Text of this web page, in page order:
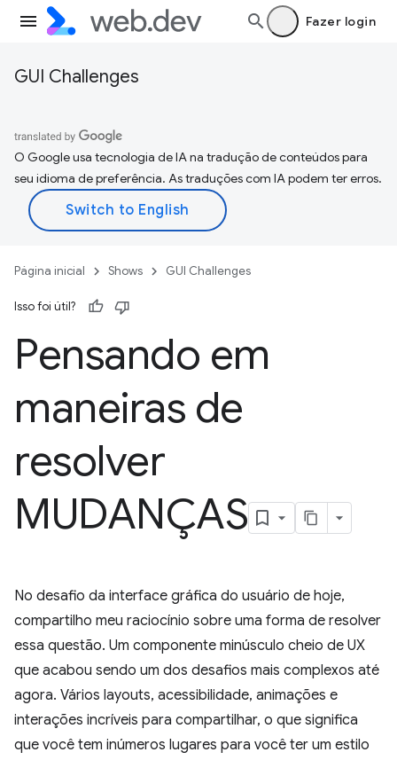
Fazer login
GUI Challenges
O Google usa tecnologia de IA na tradução de conteúdos para
seu idioma de preferência. As traduções com IA podem ter erros.
Página inicial Shows GUI Challenges
Isso foi útil?
Pensando em
maneiras de
resolver
MUDANÇAS
No desafio da interface gráfica do usuário de hoje,
compartilho meu raciocínio sobre uma forma de resolver
essa questão. Um componente minúsculo cheio de UX
que acabou sendo um dos desafios mais complexos até
agora. Vários layouts, acessibilidade, animações e
interações incríveis para compartilhar, o que significa
que você tem inúmeros lugares para você ter um estilo